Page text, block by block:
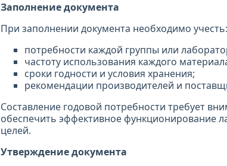
Заполнение документа
При заполнении документа необходимо учесть:
потребности каждой группы или
частоту использования каждого
сроки годности и условия хранения;
рекомендации производителей и
Составление годовой потребности требует
обеспечить эффективное функционирование
целей.
Утверждение документа